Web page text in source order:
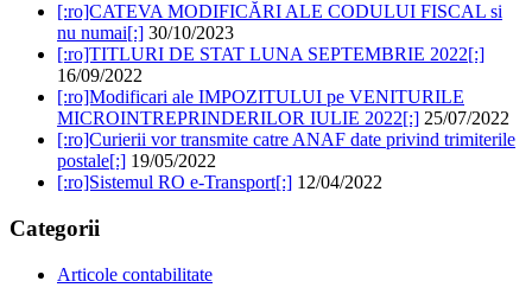
[:ro]CATEVA MODIFICĂRI ALE CODULUI FISCAL si
nu numai[:] 30/10/2023
[:ro]TITLURI DE STAT LUNA SEPTEMBRIE 2022[:]
16/09/2022
[:ro]Modificari ale IMPOZITULUI pe VENITURILE
MICROINTREPRINDERILOR IULIE 2022[:] 25/07/2022
[:ro]Curierii vor transmite catre ANAF date privind trimiterile
postale[:] 19/05/2022
[:ro]Sistemul RO e-Transport[:] 12/04/2022
Categorii
Articole contabilitate